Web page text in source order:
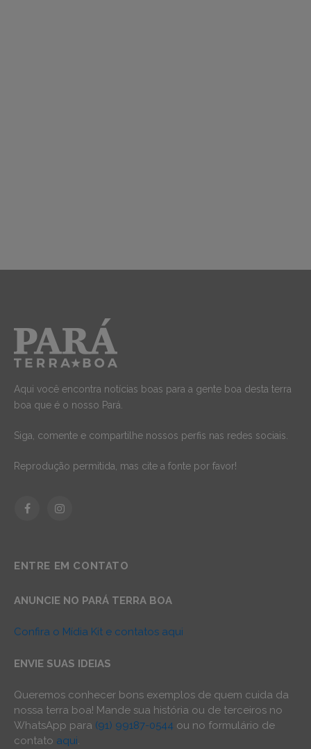
Aqui você encontra notícias boas para a gente boa desta terra
boa que é o nosso Pará.
Siga, comente e compartilhe nossos perfis nas redes sociais.
Reprodução permitida, mas cite a fonte por favor!
FacebookInstagram
ENTRE EM CONTATO
ANUNCIE NO PARÁ TERRA BOA
Confira o Mídia Kit e contatos aqui
ENVIE SUAS IDEIAS
Queremos conhecer bons exemplos de quem cuida da
nossa terra boa! Mande sua história ou de terceiros no
WhatsApp para (91) 99187-0544 ou no formulário de
contato aqui.